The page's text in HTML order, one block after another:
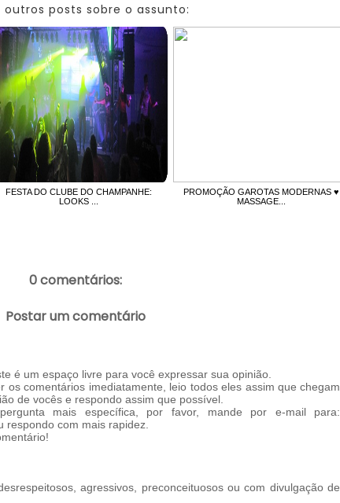
outros posts sobre o assunto:
FESTA DO CLUBE DO CHAMPANHE:
LOOKS ...
PROMOÇÃO GAROTAS MODERNAS ♥
MASSAGE...
0 comentários:
Postar um comentário
é um espaço livre para você expressar sua opinião.
os comentários imediatamente, leio todos eles assim que chegam
de vocês e respondo assim que possível.
mais específica, por favor, mande por e-mail para:
respondo com mais rapidez.
agressivos, preconceituosos ou com divulgação de